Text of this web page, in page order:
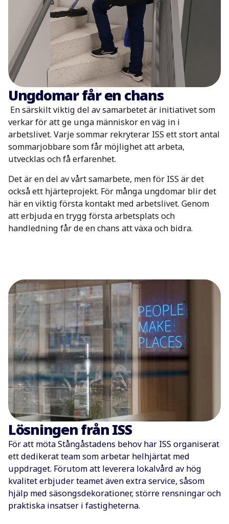
Ungdomar får en chans
En särskilt viktig del av samarbetet är initiativet som
verkar för att ge unga människor en väg in i
arbetslivet. Varje sommar rekryterar ISS ett stort antal
sommarjobbare som får möjlighet att arbeta,
utvecklas och få erfarenhet.
Det är en del av vårt samarbete, men för ISS är det
också ett hjärteprojekt. För många ungdomar blir det
här en viktig första kontakt med arbetslivet. Genom
att erbjuda en trygg första arbetsplats och
handledning får de en chans att växa och bidra.
Lösningen från ISS
För att möta Stångåstadens behov har ISS organiserat
ett dedikerat team som arbetar helhjärtat med
uppdraget. Förutom att leverera lokalvård av hög
kvalitet erbjuder teamet även extra service, såsom
hjälp med säsongsdekorationer, större rensningar och
praktiska insatser i fastigheterna.